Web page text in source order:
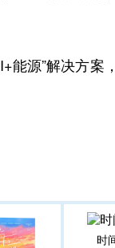
源”解决方案
时